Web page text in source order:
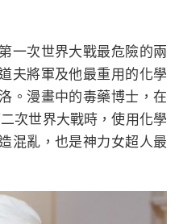
一次世界大戰最危險的兩
夫將軍及他最重用的化學
。漫畫中的毒藥博士，在
次世界大戰時，使用化學
混亂，也是神力女超人最